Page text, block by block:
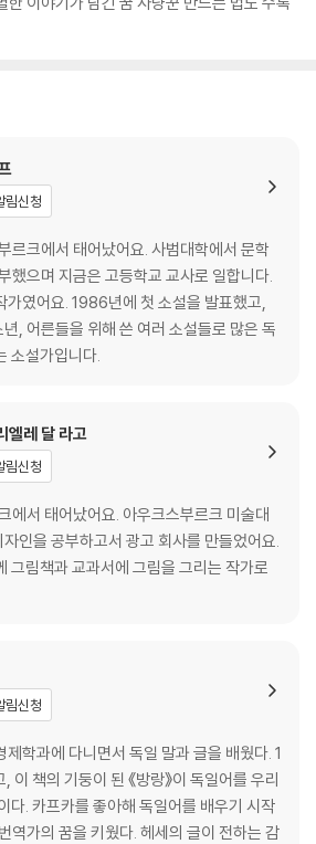
림신청
르크에서 태어났어요. 사범대학에서 문학
했으며 지금은 고등학교 교사로 일합니다.
가였어요. 1986년에 첫 소설을 발표했고,
, 어른들을 위해 쓴 여러 소설들로 많은 독
소설가입니다.
엘레 달 라고
림신청
에서 태어났어요. 아우크스부르크 미술대
인을 공부하고서 광고 회사를 만들었어요.
그림책과 교과서에 그림을 그리는 작가로
림신청
학과에 다니면서 독일 말과 글을 배웠다. 1
책의 기둥이 된 《방랑》이 독일어를 우리
다. 카프카를 좋아해 독일어를 배우기 시작
키웠다. 헤세의 글이 전하는 감